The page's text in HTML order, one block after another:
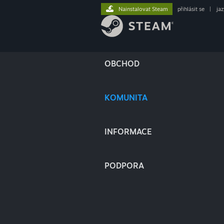
OBCHOD
KOMUNITA
INFORMACE
PODPORA
Nainstalovat Steam přihlásit se